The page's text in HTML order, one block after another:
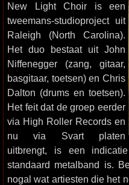
New Light Choir is een
tweemans-studioproject uit
Raleigh (North Carolina).
Het duo bestaat uit John
Niffenegger (zang, gitaar,
basgitaar, toetsen) en Chris
Dalton (drums en toetsen).
Het feit dat de groep eerder
via High Roller Records en
nu via Svart platen
uitbrengt, is een
standaard metalband is.
nogal wat artiesten die het